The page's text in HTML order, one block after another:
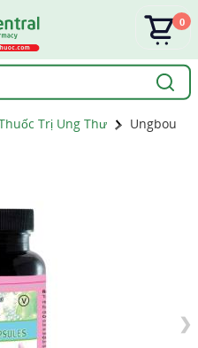
0
Trị Ung Thư
Ungbou
❯